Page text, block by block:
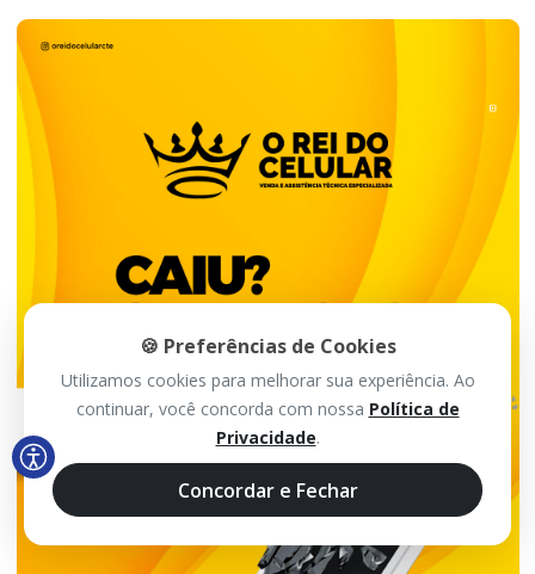
🍪 Preferências de Cookies
Utilizamos cookies para melhorar sua experiência. Ao
continuar, você concorda com nossa Política de
Privacidade.
Concordar e Fechar